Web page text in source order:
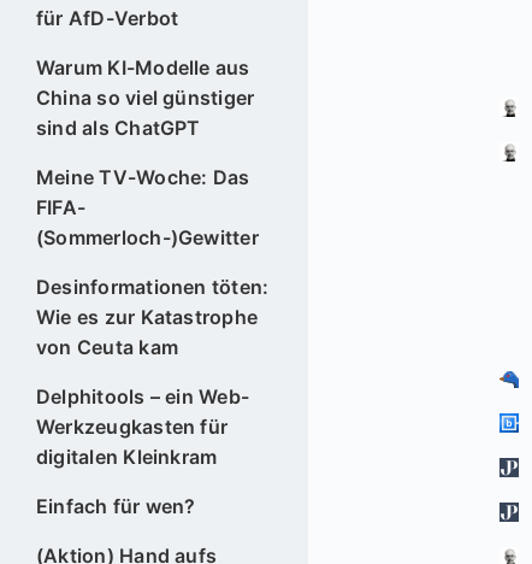
für AfD-Verbot
Warum KI-Modelle aus
China so viel günstiger
sind als ChatGPT
Meine TV-Woche: Das
FIFA-
(Sommerloch-)Gewitter
Desinformationen töten:
Wie es zur Katastrophe
von Ceuta kam
Delphitools – ein Web-
Werkzeugkasten für
digitalen Kleinkram
Einfach für wen?
(Aktion) Hand aufs